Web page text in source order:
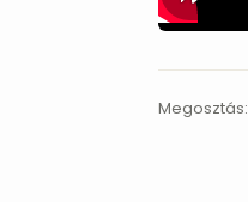
Megosztás: